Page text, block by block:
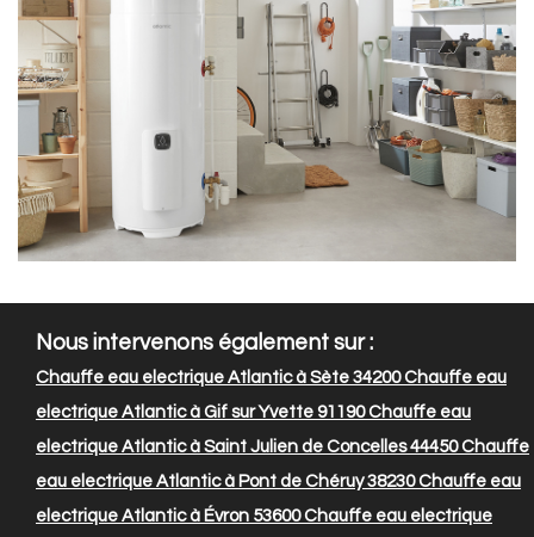
Nous intervenons également sur :
Chauffe eau electrique Atlantic à Sète 34200Chauffe eau
electrique Atlantic à Gif sur Yvette 91190Chauffe eau
electrique Atlantic à Saint Julien de Concelles 44450Chauffe
eau electrique Atlantic à Pont de Chéruy 38230Chauffe eau
electrique Atlantic à Évron 53600Chauffe eau electrique